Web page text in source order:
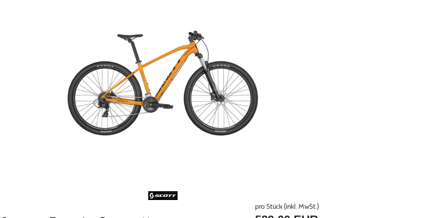
pro Stück (inkl. MwSt.)